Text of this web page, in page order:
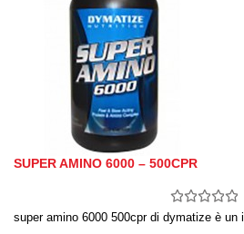
SUPER AMINO 6000 – 500CPR
super amino 6000 500cpr di dymatize è